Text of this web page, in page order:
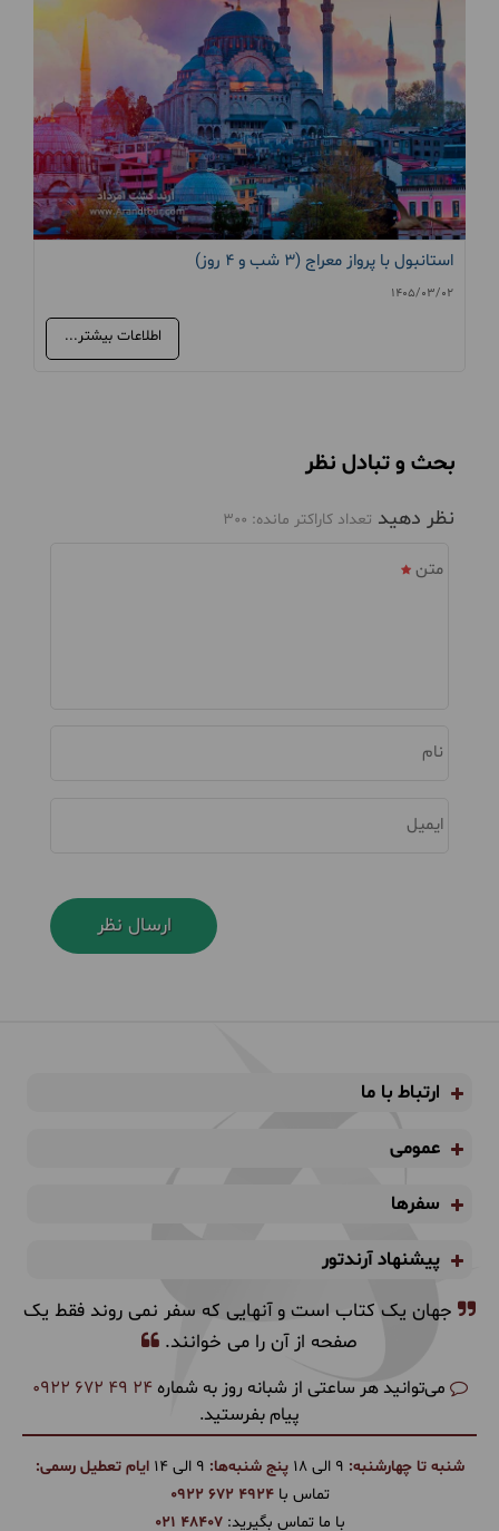
استانبول با پرواز معراج (3 شب و 4 روز)
1405/03/02
اطلاعات بیشتر...
بحث و تبادل نظر
نظر دهید تعداد کاراکتر مانده: 300
متن
نام
ایمیل
ارتباط با ما
عمومی
سفرها
پیشنهاد آرندتور
جهان یک کتاب است و آنهایی که سفر نمی روند فقط یک
صفحه از آن را می خوانند.
می‌توانید هر ساعتی از شبانه روز به شماره 0922 672 49 24
پیام بفرستید.
شنبه تا چهارشنبه: پنج شنبه‌ها:
ایام تعطیل رسمی:
تماس با0922 672 4924
با ما تماس بگیرید:021 48407